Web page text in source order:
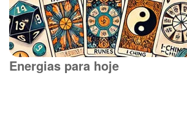
Energias para hoje